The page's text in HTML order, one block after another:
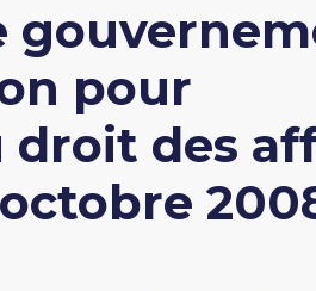
pour
des
octobre